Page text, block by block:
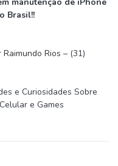
Brasil!!
Rios – (31)
e Curiosidades Sobre
e Games